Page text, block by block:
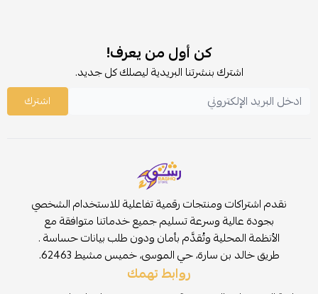
كن أول من يعرف!
اشترك بنشرتنا البريدية ليصلك كل جديد.
اشترك
نقدم اشتراكات ومنتجات رقمية تفاعلية للاستخدام الشخصي
بجودة عالية وسرعة تسليم جميع خدماتنا متوافقة مع
الأنظمة المحلية وتُقدَّم بأمان ودون طلب بيانات حساسة .
طريق خالد بن سارة، حي الموسى، خميس مشيط 62463.
روابط تهمك